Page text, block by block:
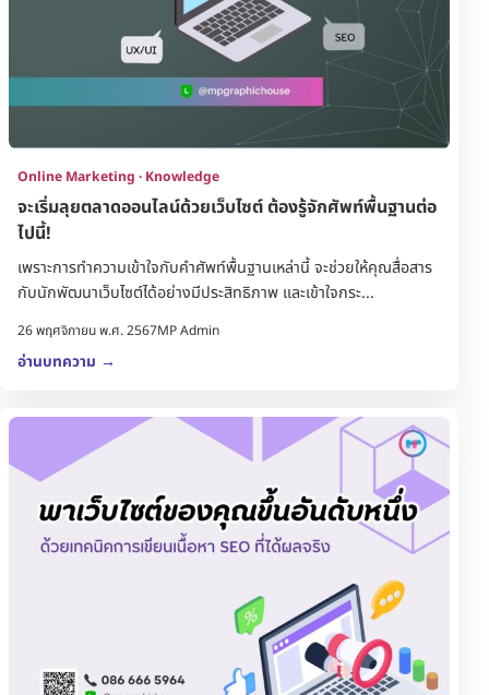
Online Marketing · Knowledge
จะเริ่มลุยตลาดออนไลน์ด้วยเว็บไซต์ ต้องรู้จักศัพท์พื้นฐานต่อ
ไปนี้!
เพราะการทำความเข้าใจกับคำศัพท์พื้นฐานเหล่านี้ จะช่วยให้คุณสื่อสาร
กับนักพัฒนาเว็บไซต์ได้อย่างมีประสิทธิภาพ และเข้าใจกระ...
26 พฤศจิกายน พ.ศ. 2567MP Admin
อ่านบทความ →